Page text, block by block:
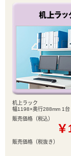
机上ラック
幅1198×奥行288mm 1台
販売価格（税込）
販売価格（税抜き）